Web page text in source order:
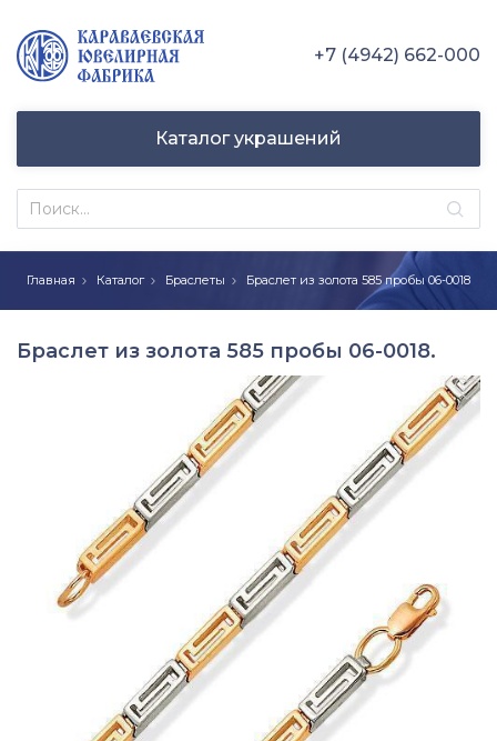
+7 (4942) 662-000
Каталог украшений
Главная Каталог Браслеты Браслет из золота 585 пробы 06-0018
Браслет из золота 585 пробы 06-0018.
